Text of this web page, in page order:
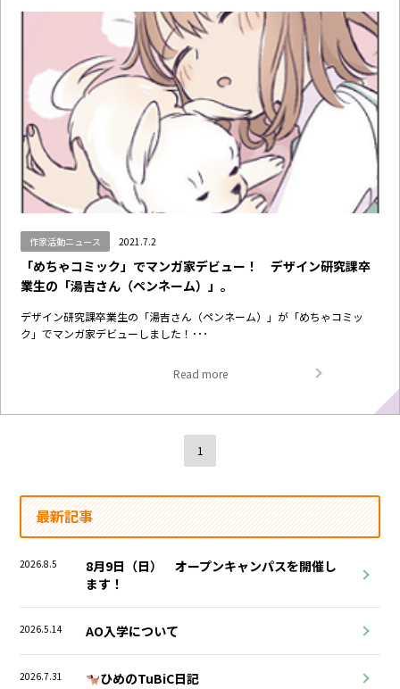
作家活動ニュース 2021.7.2
「めちゃコミック」でマンガ家デビュー！ デザイン研究課卒
業生の「湯吉さん（ペンネーム）」。
デザイン研究課卒業生の「湯吉さん（ペンネーム）」が「めちゃコミッ
ク」でマンガ家デビューしました！･･･
Read more
1
最新記事
2026.8.5
8月9日（日） オープンキャンパスを開催し
ます！
2026.5.14 AO入学について
2026.7.31 ひめのTuBiC日記